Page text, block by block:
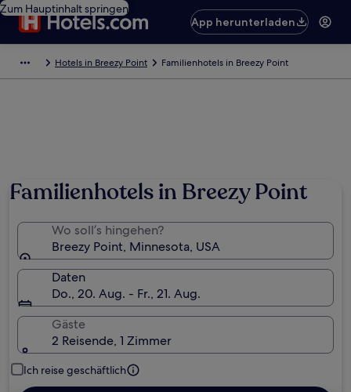
Zum Hauptinhalt springen
App herunterladen
Hotels in Breezy Point Familienhotels in Breezy Point
Familienhotels in Breezy Point
Wo soll’s hingehen?
Breezy Point, Minnesota, USA
Daten
Do., 20. Aug. - Fr., 21. Aug.
Gäste
2 Reisende, 1 Zimmer
Ich reise geschäftlich